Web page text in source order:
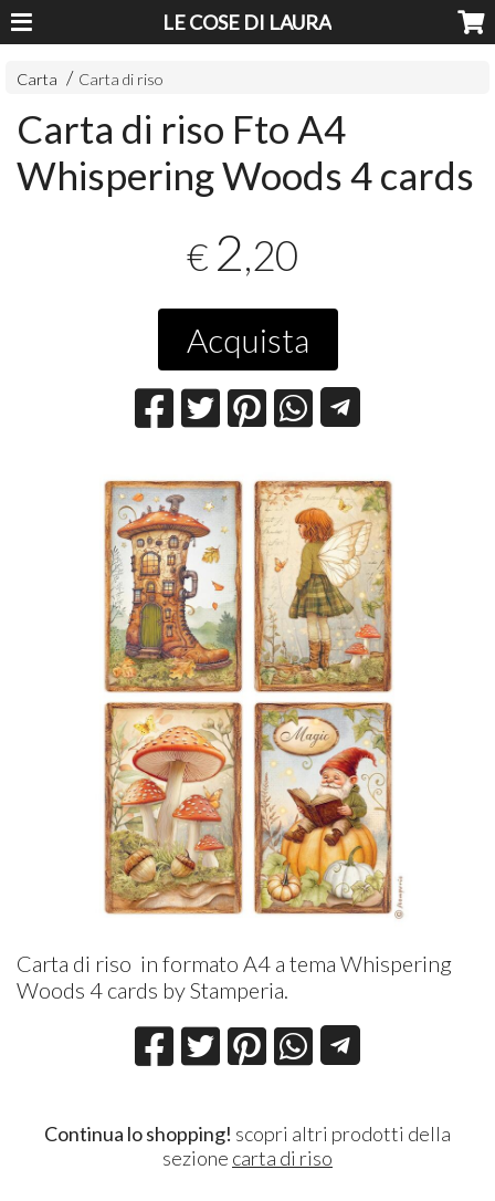
LE COSE DI LAURA
Carta Carta di riso
Carta di riso Fto A4
Whispering Woods 4 cards
€ 2,20
Acquista
Carta di riso in formato A4 a tema Whispering
Woods 4 cards by Stamperia.
Continua lo shopping! scopri altri prodotti della
sezione carta di riso